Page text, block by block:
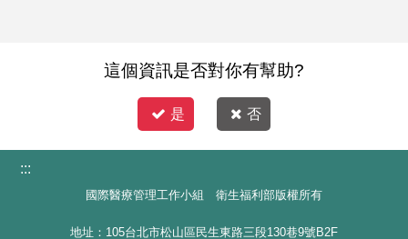
這個資訊是否對你有幫助?
是 否
:::
國際醫療管理工作小組 衛生福利部版權所有
地址：105台北市松山區民生東路三段130巷9號B2F